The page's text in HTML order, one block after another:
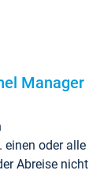
Manager
einen oder alle
Abreise nicht